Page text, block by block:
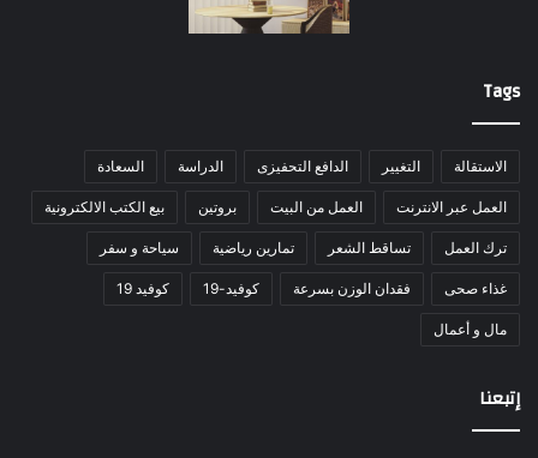
Tags
الاستقالة التغيير الدافع التحفيزى الدراسة السعادة
العمل عبر الانترنت العمل من البيت بروتين بيع الكتب الالكترونية
ترك العمل تساقط الشعر تمارين رياضية سياحة و سفر
غذاء صحى فقدان الوزن بسرعة كوفيد-19 كوفيد 19
مال و أعمال
إتبعنا